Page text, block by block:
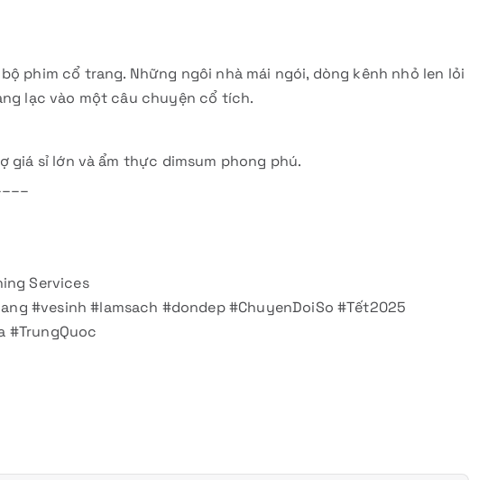
phim cổ trang. Những ngôi nhà mái ngói, dòng kênh nhỏ len lỏi
lạc vào một câu chuyện cổ tích.
giá sỉ lớn và ẩm thực dimsum phong phú.
Services
#vesinh #lamsach #dondep #ChuyenDoiSo #Tết2025
#TrungQuoc